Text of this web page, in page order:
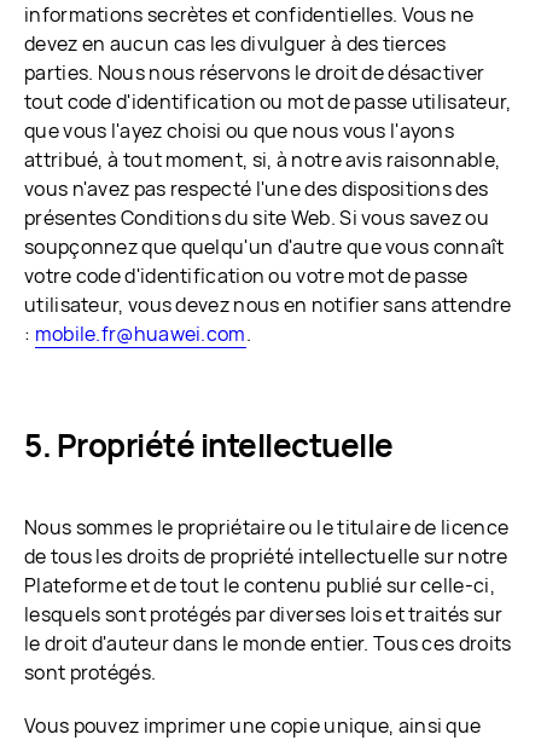
informations secrètes et confidentielles. Vous ne
devez en aucun cas les divulguer à des tierces
parties. Nous nous réservons le droit de désactiver
tout code d'identification ou mot de passe utilisateur,
que vous l'ayez choisi ou que nous vous l'ayons
attribué, à tout moment, si, à notre avis raisonnable,
vous n'avez pas respecté l'une des dispositions des
présentes Conditions du site Web. Si vous savez ou
soupçonnez que quelqu'un d'autre que vous connaît
votre code d'identification ou votre mot de passe
utilisateur, vous devez nous en notifier sans attendre
: mobile.fr@huawei.com.
Propriété intellectuelle
Nous sommes le propriétaire ou le titulaire de licence
de tous les droits de propriété intellectuelle sur notre
Plateforme et de tout le contenu publié sur celle-ci,
lesquels sont protégés par diverses lois et traités sur
le droit d'auteur dans le monde entier. Tous ces droits
sont protégés.
Vous pouvez imprimer une copie unique, ainsi que